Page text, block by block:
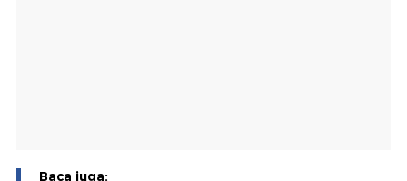
Baca juga: